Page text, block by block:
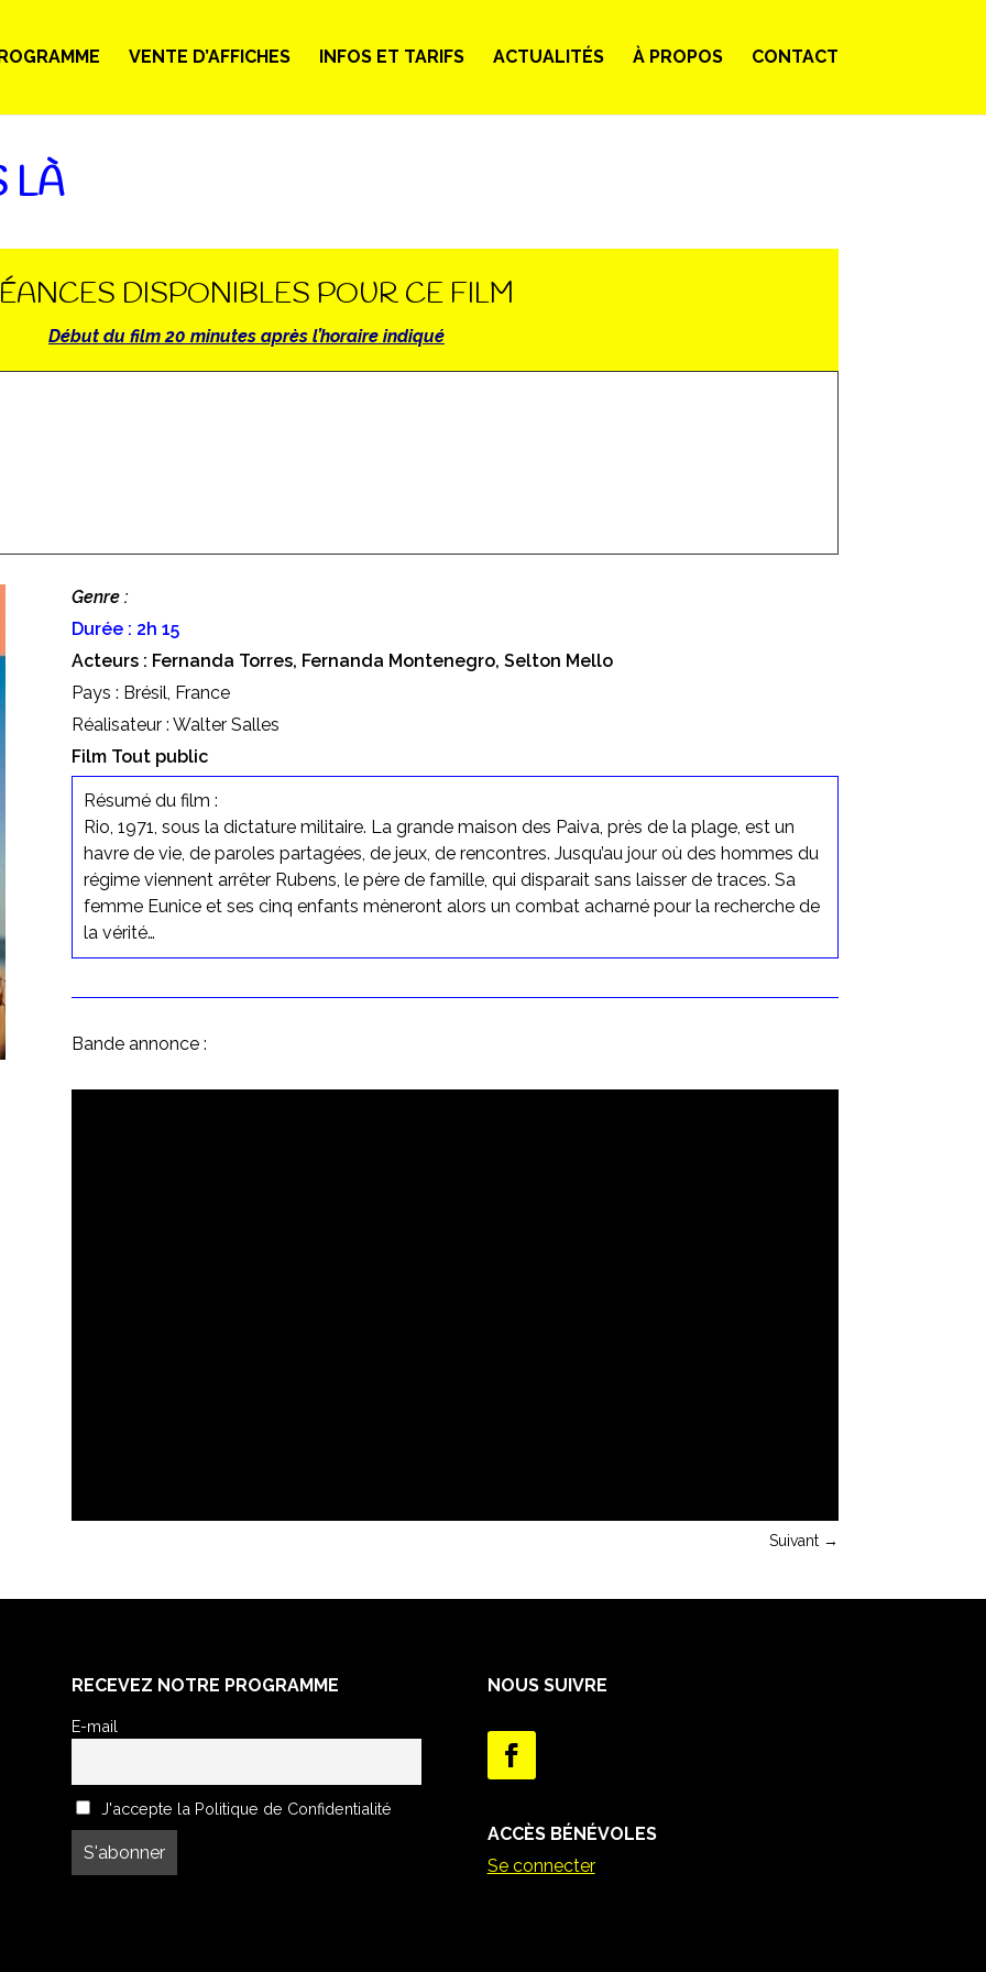
VENTE D’AFFICHES INFOS ET TARIFS ACTUALITÉS À PROPOS CONTACT
LÀ
DISPONIBLES POUR CE FILM
Début du film 20 minutes après l’horaire indiqué
Genre :
Durée : 2h 15
Acteurs : Fernanda Torres, Fernanda Montenegro, Selton Mello
Pays : Brésil, France
Réalisateur : Walter Salles
Film Tout public
Résumé du film :
Rio, 1971, sous la dictature militaire. La grande maison des Paiva, près de la plage, est un
havre de vie, de paroles partagées, de jeux, de rencontres. Jusqu’au jour où des hommes du
régime viennent arrêter Rubens, le père de famille, qui disparait sans laisser de traces. Sa
femme Eunice et ses cinq enfants mèneront alors un combat acharné pour la recherche de
la vérité…
Bande annonce :
Suivant→
RECEVEZ NOTRE PROGRAMME
E-mail
J'accepte la Politique de Confidentialité
NOUS SUIVRE
ACCÈS BÉNÉVOLES
Se connecter